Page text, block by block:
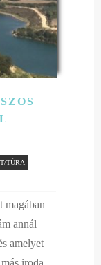
TÚRA
magában
annál
amelyet
iroda